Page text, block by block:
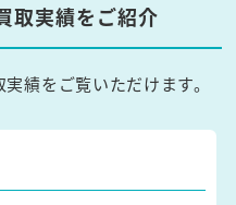
取実績をご紹介
績をご覧いただけます。